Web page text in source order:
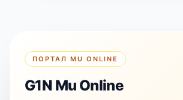
ПОРТАЛ MU ONLINE
G1N Mu Online